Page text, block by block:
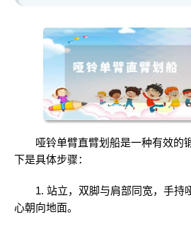
哑铃单臂直臂划船是一种有效的
下是具体步骤：
1. 站立，双脚与肩部同宽，手持
心朝向地面。